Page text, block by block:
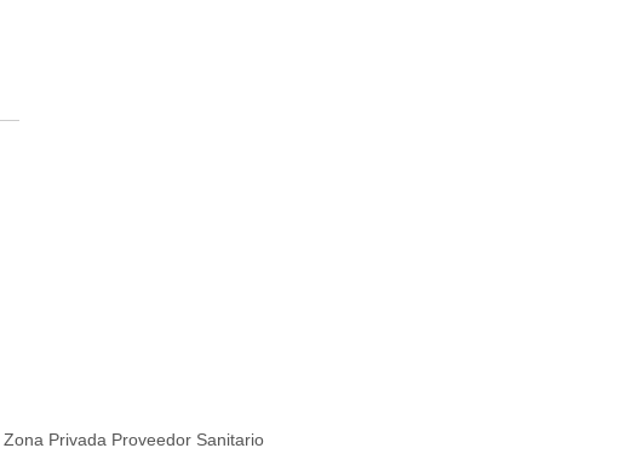
Zona Privada Proveedor Sanitario